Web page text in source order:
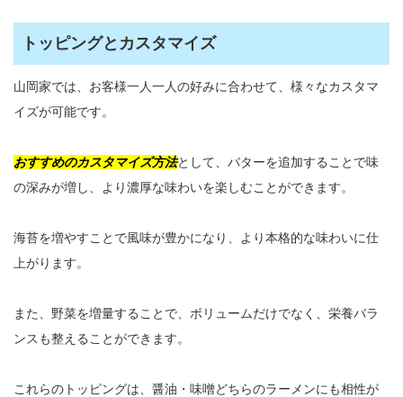
トッピングとカスタマイズ
山岡家では、お客様一人一人の好みに合わせて、様々なカスタマ
イズが可能です。
おすすめのカスタマイズ方法として、バターを追加することで味
の深みが増し、より濃厚な味わいを楽しむことができます。
海苔を増やすことで風味が豊かになり、より本格的な味わいに仕
上がります。
また、野菜を増量することで、ボリュームだけでなく、栄養バラ
ンスも整えることができます。
これらのトッピングは、醤油・味噌どちらのラーメンにも相性が